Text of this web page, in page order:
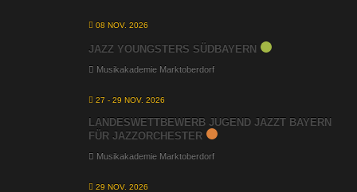
08 NOV. 2026
JAZZ YOUNGSTERS SÜDBAYERN
Musikakademie Marktoberdorf
27 - 29 NOV. 2026
LANDESWETTBEWERB JUGEND JAZZT BAYERN
FÜR JAZZORCHESTER
Musikakademie Marktoberdorf
29 NOV. 2026